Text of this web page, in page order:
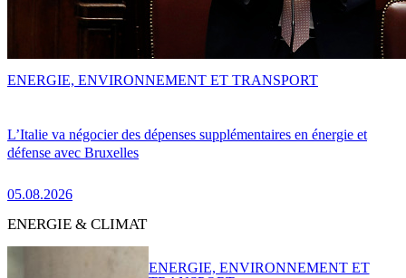
L’Italie va négocier des dépenses supplémentaires en énergie et
défense avec Bruxelles
05.08.2026
ENERGIE, ENVIRONNEMENT ET TRANSPORT
ENERGIE & CLIMAT
ENERGIE, ENVIRONNEMENT ET